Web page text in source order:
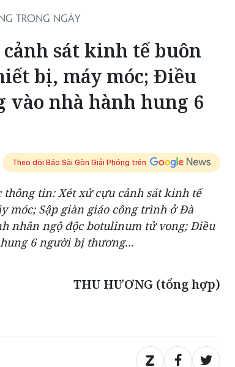
TRONG NGÀY
sát kinh tế buôn
bị, máy móc; Điều
vào nhà hành hung 6
Theo dõi Báo Sài Gòn Giải Phóng trên
thông tin: Xét xử cựu cảnh sát kinh tế
móc; Sập giàn giáo công trình ở Đà
nhân ngộ độc botulinum tử vong; Điều
6 người bị thương...
THU HƯƠNG (tổng hợp)